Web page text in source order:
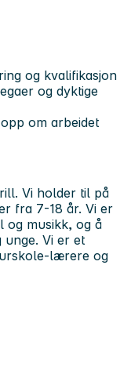
og kvalifikasjon
og dyktige
om arbeidet
Vi holder til på
fra 7-18 år. Vi er
og musikk, og å
Vi er et
lærere og